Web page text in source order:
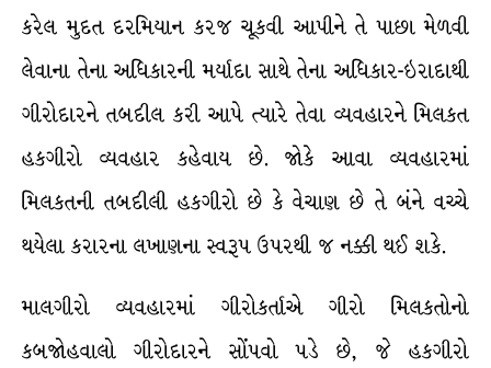
કરેલ મુદત દરમિયાન કરજ ચૂકવી આપીને તે પાછા મેળવી
લેવાના તેના અધિકારની મર્યાદા સાથે તેના અધિકાર-ઇરાદાથી
ગીરોદારને તબદીલ કરી આપે ત્યારે તેવા વ્યવહારને મિલકત
હકગીરો વ્યવહાર કહેવાય છે. જોકે આવા વ્યવહારમાં
મિલકતની તબદીલી હકગીરો છે કે વેચાણ છે તે બંને વચ્ચે
થયેલા કરારના લખાણના સ્વરૂપ ઉપરથી જ નક્કી થઈ શકે.
માલગીરો વ્યવહારમાં ગીરોકર્તાએ ગીરો મિલકતોનો
કબજોહવાલો ગીરોદારને સોંપવો પડે છે, જે હકગીરો